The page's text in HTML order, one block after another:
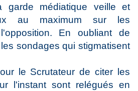
garde médiatique veille et
au maximum sur les
En oubliant de
sondages qui stigmatisent
le Scrutateur de citer les
l'instant sont relégués en